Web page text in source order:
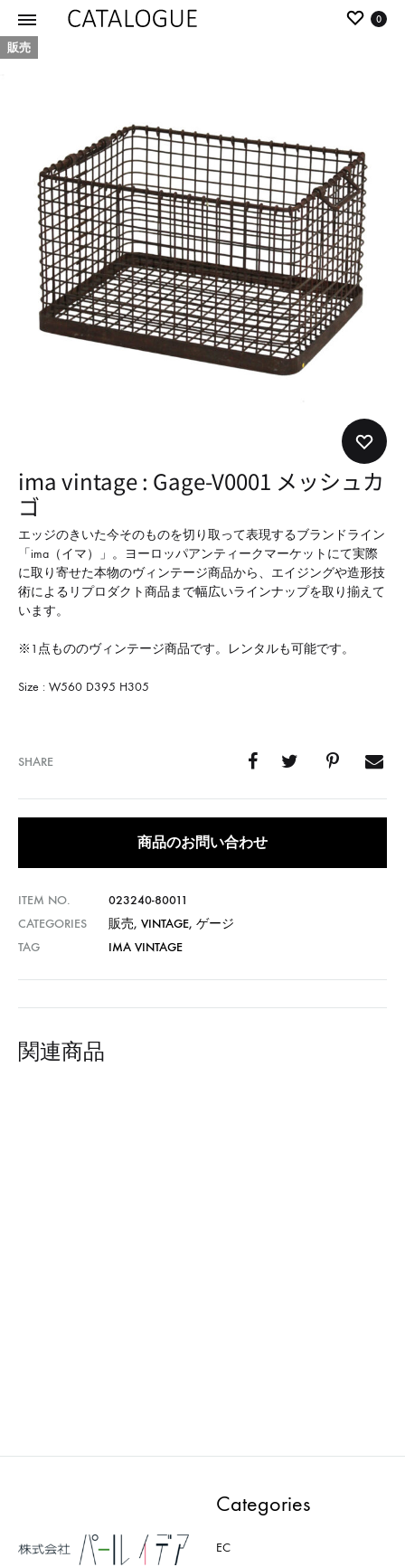
パ
ー
ル
イ
デ
ア
デ
ア
の
商
品
を
カ
タ
ご
介
し
て
い
す
0
販売
ima vintage : Gage-V0001 メッシュカ
ゴ
エッジのきいた今そのものを切り取って表現するブランドライン
「ima（イマ）」。ヨーロッパアンティークマーケットにて実際
に取り寄せた本物のヴィンテージ商品から、エイジングや造形技
術によるリプロダクト商品まで幅広いラインナップを取り揃えて
います。
※1点もののヴィンテージ商品です。レンタルも可能です。
Size : W560 D395 H305
SHARE
商品のお問い合わせ
ITEM NO.
023240-80011
CATEGORIES
販売, VINTAGE, ゲージ
TAG
IMA VINTAGE
関連商品
Categories
EC